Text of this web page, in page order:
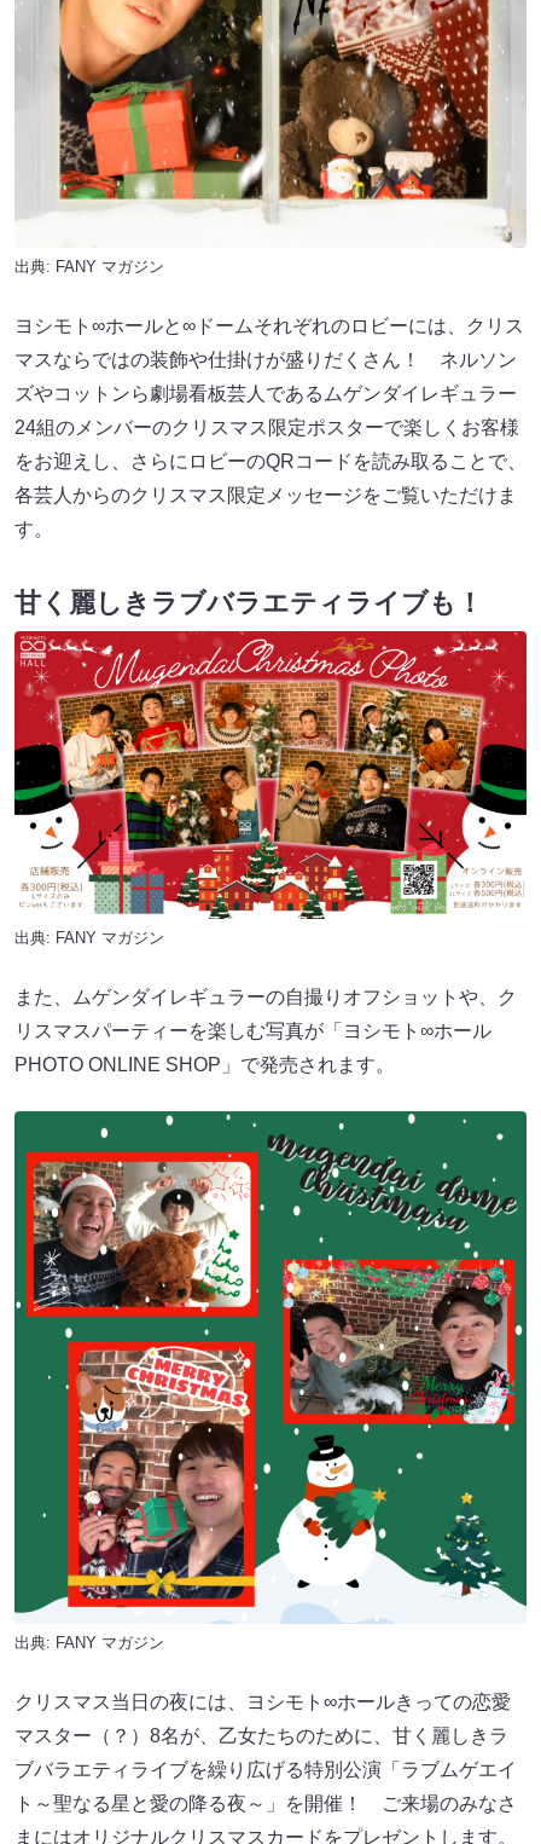
出典: FANY マガジン
ヨシモト∞ホールと∞ドームそれぞれのロビーには、クリス
マスならではの装飾や仕掛けが盛りだくさん！ ネルソン
ズやコットンら劇場看板芸人であるムゲンダイレギュラー
24組のメンバーのクリスマス限定ポスターで楽しくお客様
をお迎えし、さらにロビーのQRコードを読み取ることで、
各芸人からのクリスマス限定メッセージをご覧いただけま
す。
甘く麗しきラブバラエティライブも！
出典: FANY マガジン
また、ムゲンダイレギュラーの自撮りオフショットや、ク
リスマスパーティーを楽しむ写真が「ヨシモト∞ホール
PHOTO ONLINE SHOP」で発売されます。
出典: FANY マガジン
クリスマス当日の夜には、ヨシモト∞ホールきっての恋愛
マスター（？）8名が、乙女たちのために、甘く麗しきラ
ブバラエティライブを繰り広げる特別公演「ラブムゲエイ
ト～聖なる星と愛の降る夜～」を開催！ ご来場のみなさ
まにはオリジナルクリスマスカードをプレゼントします。